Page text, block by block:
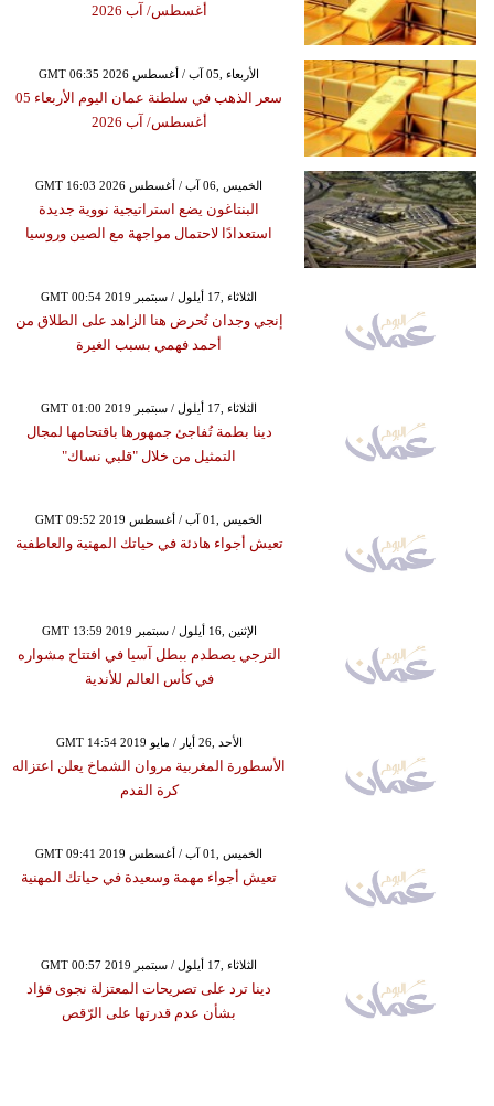
أغسطس/ آب 2026
GMT 06:35 2026 الأربعاء ,05 آب / أغسطس
سعر الذهب في سلطنة عمان اليوم الأربعاء 05
أغسطس/ آب 2026
GMT 16:03 2026 الخميس ,06 آب / أغسطس
البنتاغون يضع استراتيجية نووية جديدة
استعدادًا لاحتمال مواجهة مع الصين وروسيا
GMT 00:54 2019 الثلاثاء ,17 أيلول / سبتمبر
إنجي وجدان تُحرض هنا الزاهد على الطلاق من
أحمد فهمي بسبب الغيرة
GMT 01:00 2019 الثلاثاء ,17 أيلول / سبتمبر
دينا بطمة تُفاجئ جمهورها باقتحامها لمجال
التمثيل من خلال "قلبي نساك"
GMT 09:52 2019 الخميس ,01 آب / أغسطس
تعيش أجواء هادئة في حياتك المهنية والعاطفية
GMT 13:59 2019 الإثنين ,16 أيلول / سبتمبر
الترجي يصطدم ببطل آسيا في افتتاح مشواره
في كأس العالم للأندية
GMT 14:54 2019 الأحد ,26 أيار / مايو
الأسطورة المغربية مروان الشماخ يعلن اعتزاله
كرة القدم
GMT 09:41 2019 الخميس ,01 آب / أغسطس
تعيش أجواء مهمة وسعيدة في حياتك المهنية
GMT 00:57 2019 الثلاثاء ,17 أيلول / سبتمبر
دينا ترد على تصريحات المعتزلة نجوى فؤاد
بشأن عدم قدرتها على الرّقص